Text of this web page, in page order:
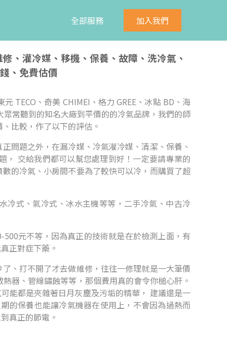
全部服務 加入我們
、灌冷媒、移機、保養、故障、洗冷氣、
、免費估價
TECO、奇美 CHIMEI、格力 GREE、冰點 BD、海
常聽到的知名大廠到平價的的冷氣品牌，我們的師
比較，作了以下的評估。
問題之外，在漏冷媒、冷氣灌冷媒、清潔、保養、
， 交給我們都可以幫您處理到好！一定要請專業的
的冷氣、小房間不要為了較快可以冷，而購買了超
冷式、氣冷式、冰水主機等等，二手冷氣、中古冷
元不等，因為真正的技術就是在於檢測上面，有
正對症下藥。
、打不開了才去做維修，往往一修理就是一大筆價
器、管線鏽蝕等等，那個費用真的會令你槌心肝。
能都是夾雜著日月灰塵及污垢的精華， 建議還是一
的保養也能讓冷氣機器在使用上，不會因為過熱而
真正的節電。